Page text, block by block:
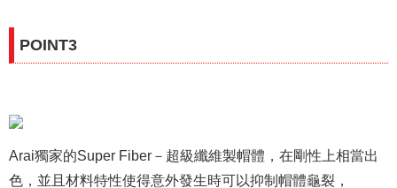
POINT3
Arai獨家的Super Fiber－超級纖維製帽體，在剛性上相當出
色，並且材料特性使得意外發生時可以抑制帽體龜裂，